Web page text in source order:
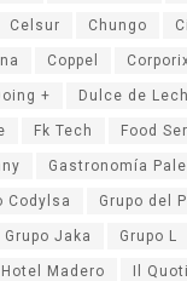
Celsur Chungo
Coppel
+ Dulce de
Fk Tech Food
Gastronomía
Codylsa Grupo del
Grupo Jaka Grupo L
Hotel Madero Il